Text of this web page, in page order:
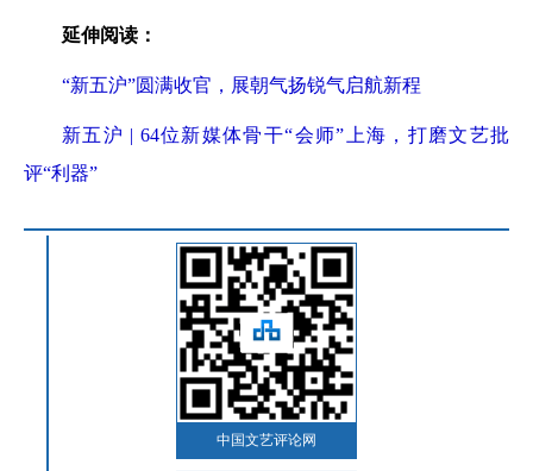
延伸阅读：
“新五沪”圆满收官，展朝气扬锐气启航新程
新五沪 | 64位新媒体骨干“会师”上海，打磨文艺批
评“利器”
中国文艺评论网